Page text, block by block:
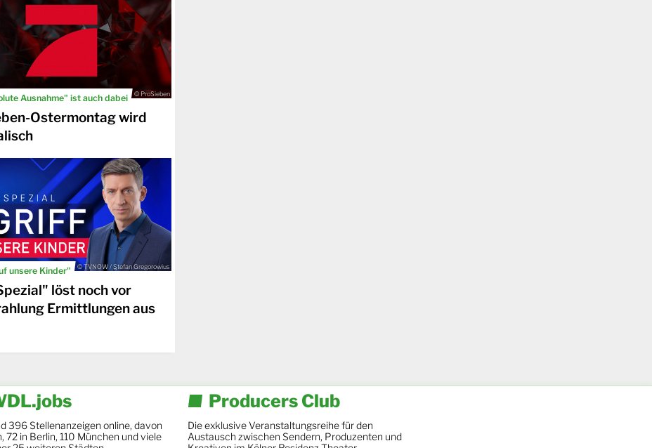
Ausnahme" ist auch dabei © ProSieben
Ostermontag wird
unsere Kinder" © TVNOW / Stefan Gregorowius
löst noch vor
Ermittlungen aus
396 Stellenanzeigen online, davon
72 in Berlin, 110 München und viele
Producers Club
Die exklusive Veranstaltungsreihe für den
Austausch zwischen Sendern, Produzenten und